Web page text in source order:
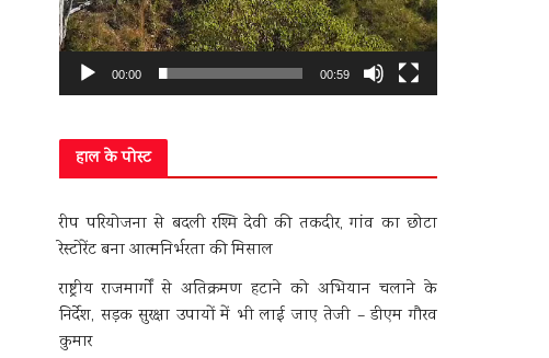
00:00 00:59
हाल के पोस्ट
रीप परियोजना से बदली रश्मि देवी की तकदीर, गांव का छोटा
रेस्टोरेंट बना आत्मनिर्भरता की मिसाल
राष्ट्रीय राजमार्गों से अतिक्रमण हटाने को अभियान चलाने के
निर्देश, सड़क सुरक्षा उपायों में भी लाई जाए तेजी – डीएम गौरव
कुमार